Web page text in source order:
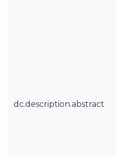
dc.description.abstract